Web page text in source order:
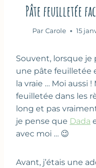
Pâte feuilletée
Par Carole 15
Souvent, lorsque
une pâte feuilletée
la vraie … Moi aussi
feuilletée dans les
long et pas
je pense que Dada
avec moi … 😉
Avant, j’étais une